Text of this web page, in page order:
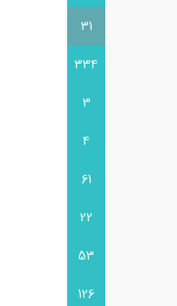
31
334
3
4
61
22
53
126